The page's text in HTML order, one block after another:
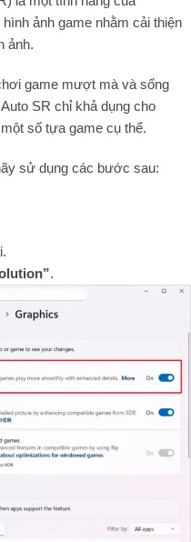
ảnh game nhằm cải thiện
ảnh.
game mượt mà và sống
SR chỉ khả dụng cho
số tựa game cụ thể.
sử dụng các bước sau:
.